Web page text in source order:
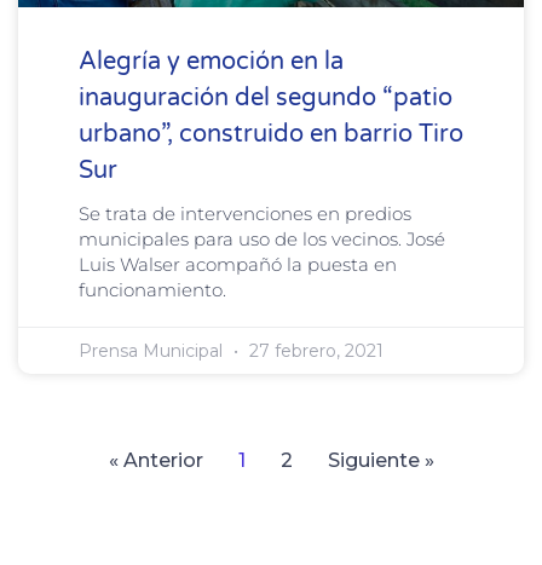
Alegría y emoción en la
inauguración del segundo “patio
urbano”, construido en barrio Tiro
Sur
Se trata de intervenciones en predios
municipales para uso de los vecinos. José
Luis Walser acompañó la puesta en
funcionamiento.
Prensa Municipal 27 febrero, 2021
« Anterior 1 2 Siguiente »